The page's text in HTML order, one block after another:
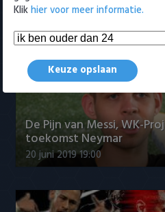
20 augustus 2019 17:03
De Pijn van Messi, WK-
toekomst Neymar
20 juni 2019 19:00
Klikhier voor meer informatie.
Keuze opslaan